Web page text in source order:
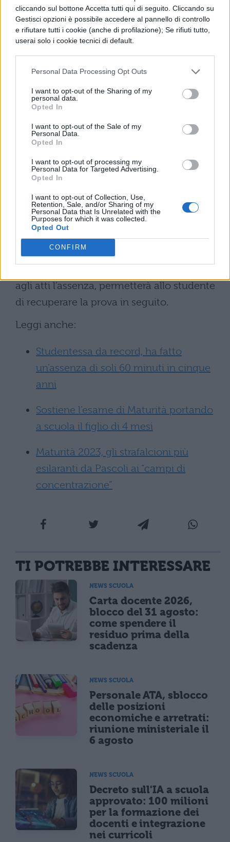
cliccando sul bottone Accetta tutti qui di seguito. Cliccando su
Gestisci opzioni è possibile accedere al pannello di controllo
e rifiutare tutti i cookie (anche di profilazione); Se rifiuti tutto,
userai solo i cookie tecnici di default.
Personal Data Processing Opt Outs
I want to opt-out of the Sharing of my
personal data.
Opted In
I want to opt-out of the Sale of my
Personal Data.
Opted In
I want to opt-out of processing my
Personal Data for Targeted Advertising.
Opted In
I want to opt-out of Collection, Use,
Retention, Sale, and/or Sharing of my
Personal Data that Is Unrelated with the
Purposes for which it was collected.
Opted Out
CONFIRM
scritte e la
pubblicazione degli esiti degli scritti
Come detto sopra, la sessione straordinaria
è prevista solo per chi, in presenza di cause
di forza maggiore – ad esempio una grave
malattia o un’emergenza familiare – non
abbia potuto affrontare gli Esami di stato.
Nel caso in cui non ci sia presentati alle
giustificazione valida, lo studente avrà la
suppletiva. In sostanza, quindi, l’assenza ad
una prova scritta non porta
automaticamente alla bocciatura, a meno
che non sia immotivata. Stessa cosa per
agli atti l’assenza, permetterà allo studente
di recuperare la prova in seguito.
Leggi anche:
Studentessa da record, ha fatto
un’assenza di soli 60 minuti in cinque
anni
Sostiene l’esame di Maturità portando
a scuola il figlio di 4 mesi
Maturità 2023, gli strafalcioni più
esilaranti da Pascoli ai “campi di
concentrazione”
TI POTREBBE INTERESSARE
NEWS SCUOLA
Carta docente 2026,
blocco del 31 agosto:
come spendere il
residuo prima della
scadenza
NEWS SCUOLA
Personale ATA, sblocco
delle posizioni
economiche e arretrati:
riunione ministeriale il
6 agosto
NEWS SCUOLA
Decreto sull'IA a scuola
approvato: 100 milioni
per la formazione dei
docenti e integrazione
nei curricoli